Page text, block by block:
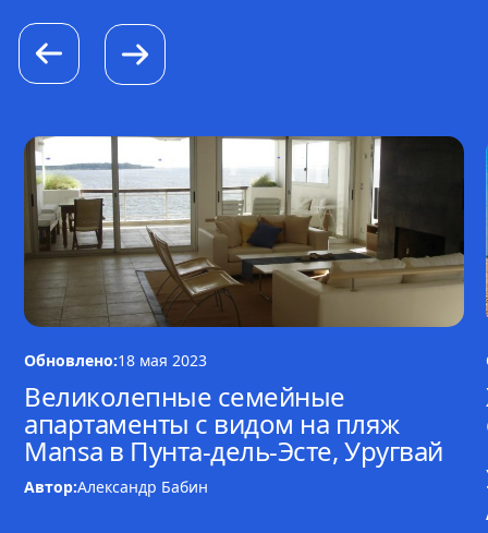
Обновлено:18 мая 2023
Великолепные семейные
апартаменты с видом на пляж
Mansa в Пунта-дель-Эсте, Уругвай
Автор:Александр Бабин